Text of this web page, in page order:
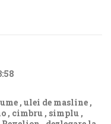
, ulei de masline ,
, cimbru , simplu ,